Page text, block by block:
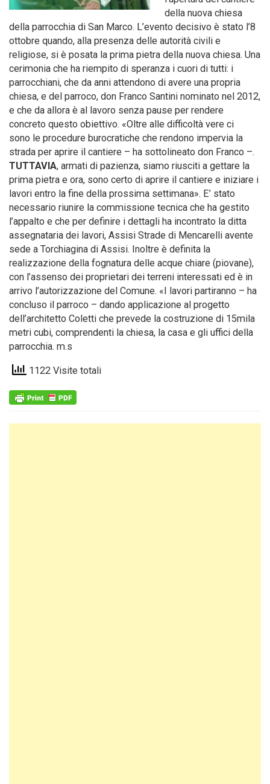
della nuova chiesa
della parrocchia di San Marco. L’evento decisivo è stato l’8
ottobre quando, alla presenza delle autorità civili e
religiose, si è posata la prima pietra della nuova chiesa. Una
cerimonia che ha riempito di speranza i cuori di tutti: i
parrocchiani, che da anni attendono di avere una propria
chiesa, e del parroco, don Franco Santini nominato nel 2012,
e che da allora è al lavoro senza pause per rendere
concreto questo obiettivo. «Oltre alle difficoltà vere ci
sono le procedure burocratiche che rendono impervia la
strada per aprire il cantiere – ha sottolineato don Franco –.
TUTTAVIA, armati di pazienza, siamo riusciti a gettare la
prima pietra e ora, sono certo di aprire il cantiere e iniziare i
lavori entro la fine della prossima settimana». E’ stato
necessario riunire la commissione tecnica che ha gestito
l’appalto e che per definire i dettagli ha incontrato la ditta
assegnataria dei lavori, Assisi Strade di Mencarelli avente
sede a Torchiagina di Assisi. Inoltre è definita la
realizzazione della fognatura delle acque chiare (piovane),
con l’assenso dei proprietari dei terreni interessati ed è in
arrivo l’autorizzazione del Comune. «I lavori partiranno – ha
concluso il parroco – dando applicazione al progetto
dell’architetto Coletti che prevede la costruzione di 15mila
metri cubi, comprendenti la chiesa, la casa e gli uffici della
parrocchia. m.s
1122 Visite totali